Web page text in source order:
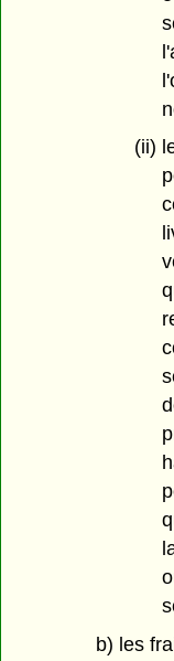
(ii)
b) les